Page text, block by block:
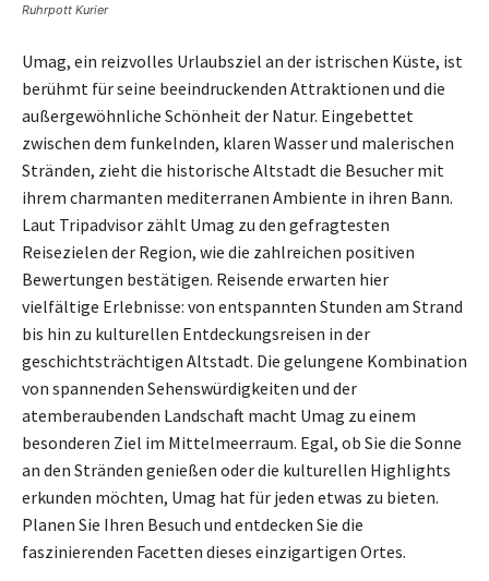
Ruhrpott Kurier
Umag, ein reizvolles Urlaubsziel an der istrischen Küste, ist
berühmt für seine beeindruckenden Attraktionen und die
außergewöhnliche Schönheit der Natur. Eingebettet
zwischen dem funkelnden, klaren Wasser und malerischen
Stränden, zieht die historische Altstadt die Besucher mit
ihrem charmanten mediterranen Ambiente in ihren Bann.
Laut Tripadvisor zählt Umag zu den gefragtesten
Reisezielen der Region, wie die zahlreichen positiven
Bewertungen bestätigen. Reisende erwarten hier
vielfältige Erlebnisse: von entspannten Stunden am Strand
bis hin zu kulturellen Entdeckungsreisen in der
geschichtsträchtigen Altstadt. Die gelungene Kombination
von spannenden Sehenswürdigkeiten und der
atemberaubenden Landschaft macht Umag zu einem
besonderen Ziel im Mittelmeerraum. Egal, ob Sie die Sonne
an den Stränden genießen oder die kulturellen Highlights
erkunden möchten, Umag hat für jeden etwas zu bieten.
Planen Sie Ihren Besuch und entdecken Sie die
faszinierenden Facetten dieses einzigartigen Ortes.